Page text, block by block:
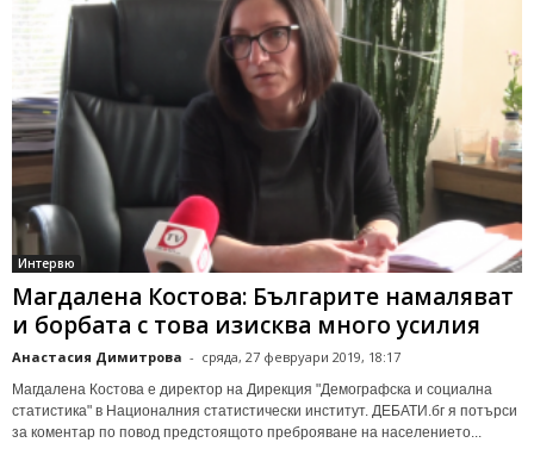
Интервю
Магдалена Костова: Българите намаляват
и борбата с това изисква много усилия
Анастасия Димитрова - сряда, 27 февруари 2019, 18:17
Магдалена Костова е директор на Дирекция "Демографска и социална
статистика" в Националния статистически институт. ДЕБАТИ.бг я потърси
за коментар по повод предстоящото преброяване на населението...